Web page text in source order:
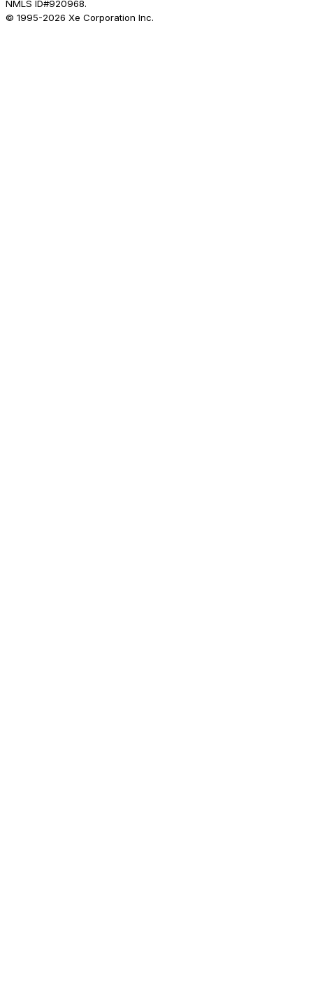
NMLS ID#920968.
© 1995-2026 Xe Corporation Inc.